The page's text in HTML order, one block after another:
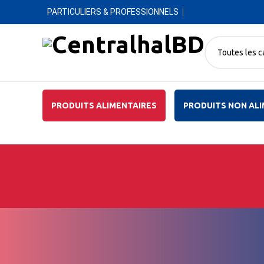
PARTICULIERS & PROFESSIONNELS
Toutes les
PRODUITS ALIMENTAIRES PRODUITS NON